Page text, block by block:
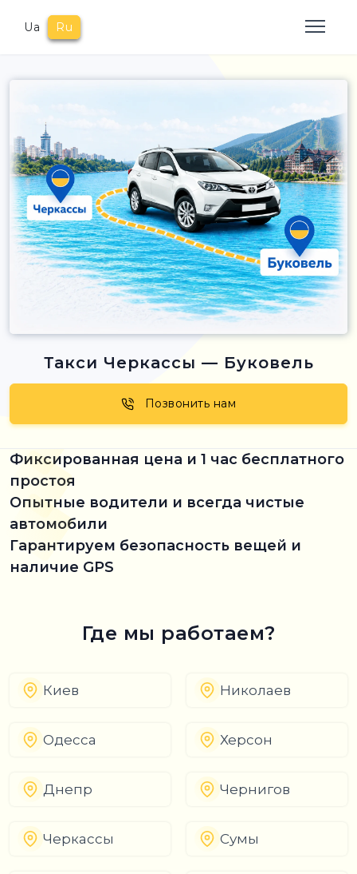
Ua Ru
Такси Черкассы — Буковель
Позвонить нам
Фиксированная цена и 1 час бесплатного
простоя
Опытные водители и всегда чистые
автомобили
Гарантируем безопасность вещей и
наличие GPS
Где мы работаем?
Киев Николаев
Одесса Херсон
Днепр Чернигов
Черкассы Сумы